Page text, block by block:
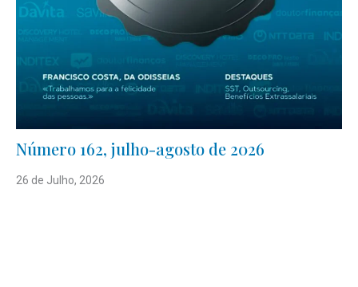
Número 162, julho-agosto de 2026
26 de Julho, 2026